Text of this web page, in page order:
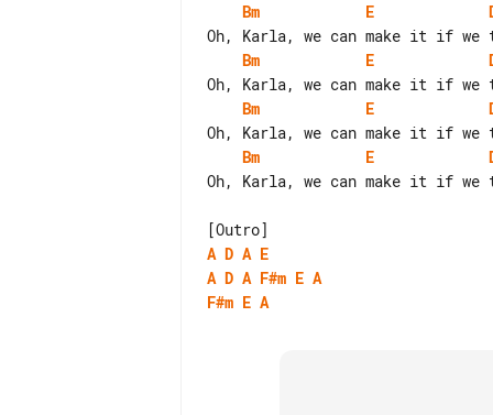
Bm
E
Bm
E
Bm
E
Bm
E
Oh, Karla, we can make it if we
A D A E
A D A F#m E A
F#m E A